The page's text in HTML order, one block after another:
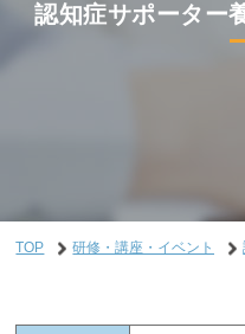
認知症サポーター
TOP 研修・講座・イベント